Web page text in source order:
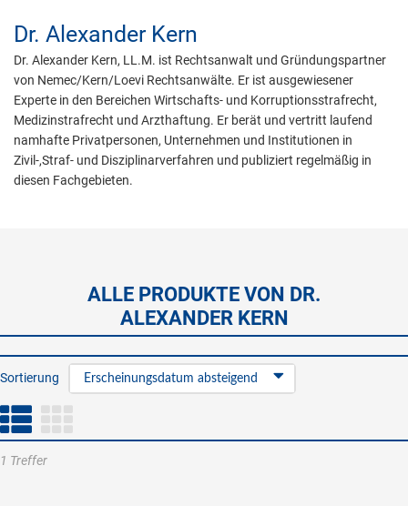
Dr. Alexander Kern
Dr. Alexander Kern, LL.M. ist Rechtsanwalt und Gründungspartner
von Nemec/Kern/Loevi Rechtsanwälte. Er ist ausgewiesener
Experte in den Bereichen Wirtschafts- und Korruptionsstrafrecht,
Medizinstrafrecht und Arzthaftung. Er berät und vertritt laufend
namhafte Privatpersonen, Unternehmen und Institutionen in
Zivil-,Straf- und Disziplinarverfahren und publiziert regelmäßig in
diesen Fachgebieten.
ALLE PRODUKTE VON DR.
ALEXANDER KERN
Sortierung Erscheinungsdatum absteigend
1 Treffer